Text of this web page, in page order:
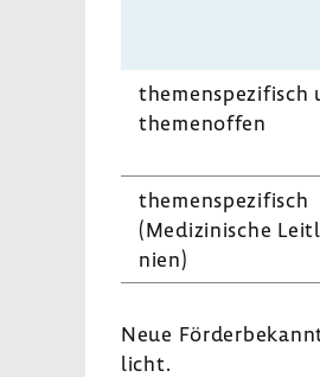
themen­spe­zi­fisch
themen­offen
themen­spe­zi­fisch
(Medi­zi­ni­sche
nien)
Neue
licht.